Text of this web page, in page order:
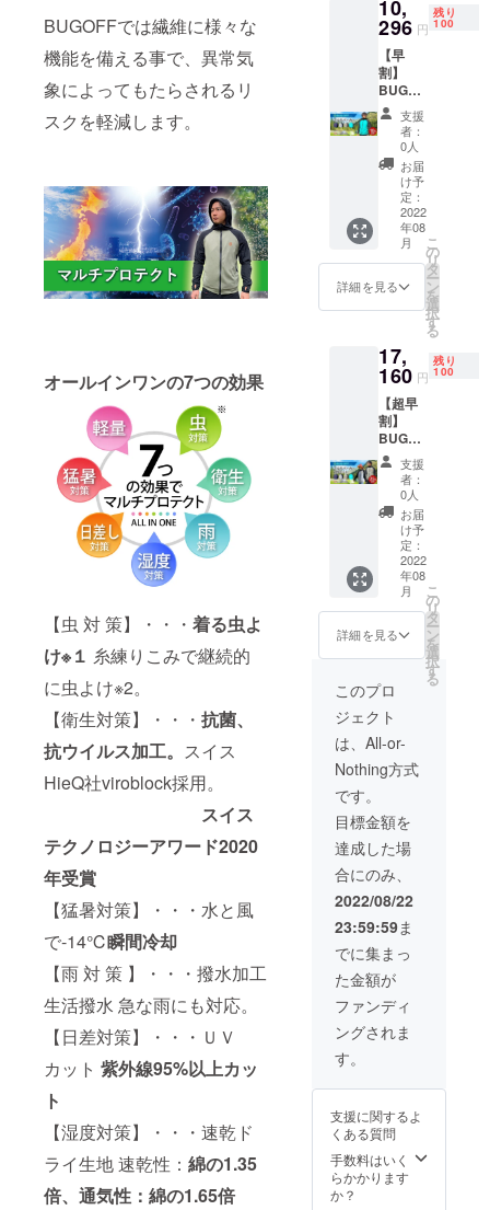
BUGOFFでは繊維に様々な
機能を備える事で、異常気
象によってもたらされるリ
スクを軽減します。
オールインワンの7つの効果
【虫 対 策】・・・ 着る虫よ
け※１ 糸練りこみで継続的
に虫よけ※2。
【衛生対策】・・・ 抗菌、
抗ウイルス加工。 スイス
HieQ社viroblock採用。
スイス
テクノロジーアワード2020
年受賞
【猛暑対策】・・・水と風
で-14℃瞬間冷却
【雨 対 策 】・・・撥水加工
生活撥水 急な雨にも対応。
【日差対策】・・・ＵＶ
カット 紫外線95%以上カッ
ト
【湿度対策】・・・速乾ド
ライ生地 速乾性： 綿の1.35
倍、通気性：綿の1.65倍
格
11,440
円（税
込）か
ら ２
０％Ｏ
ＦＦ
→
9,152円
（税
込） サ
イズ：
M、L、
XL、
XXL ※男
女兼
用。女
ンで対
応。 カ
ラー：
ネイ
ビー、
オリー
ブ、
ターコ
イズ、
アイス
グレー
納品ス
ジュー
ル：8月
初旬か
ら順に
10,
296 円
残り
100
【早
割】
BUGOF
Fマルチ
パー
カー
【１
０％Ｏ
ＦＦ】
BUGOF
F(バグ
オフ)マ
ルチ
パー
カー 市
場販売
格
11,440
円（税
込）か
ら １
０％Ｏ
ＦＦ
→
10,296
円（税
込） サ
イズ：
M、L、
XL、
XXL ※男
女兼
用。女
ズダウ
ンで対
応。 カ
ラー：
ネイ
ビー、
イスグ
レー 納
品スケ
ジュー
ル：8月
初旬か
ら順に
発送
支援
者：
0人
お届
け予
定：
2022
年08
月
詳細を見る
こ
の
リ
タ
ー
ン
を
選
択
す
る
17,
160 円
残り
100
【超早
割】
BUGOF
Fマルチ
パー
カー2枚
セット
【２
５％Ｏ
ＦＦ】
BUGOF
F(バグ
オフ)マ
ルチ
パー
カー（2
枚） 市
場販売
予定価
格
22,880
円（税
５％Ｏ
ＦＦ
→
17,160
円（税
込） サ
イズ：
M、L、
XL、
XXL ※男
女兼
用。女
性はワ
ンで対
ラー：
ネイ
ビー、
オリー
ブ、
支援
者：
0人
お届
け予
定：
2022
年08
月
詳細を見る
こ
の
リ
タ
ー
ン
を
選
択
す
る
このプロ
ジェクト
は、All-or-
Nothing方式
です。
目標金額を
達成した場
合にのみ、
2022/08/22
23:59:59ま
でに集まっ
た金額が
ファンディ
ングされま
す。
支援に関するよ
くある質問
手数料はいく
らかかります
か？